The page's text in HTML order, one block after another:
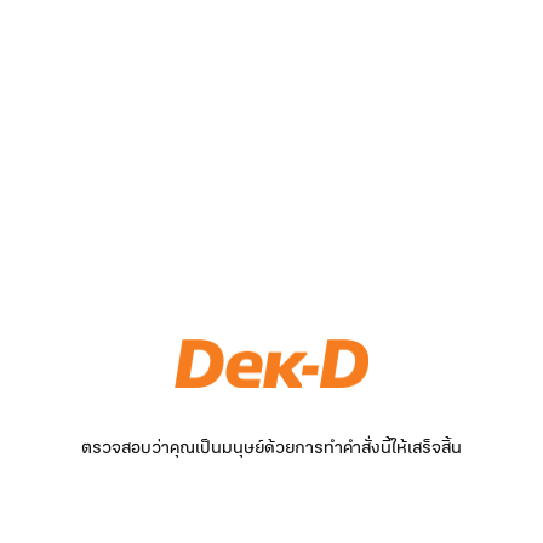
ตรวจสอบว่าคุณเป็นมนุษย์ด้วยการทำคำสั่งนี้ให้เสร็จสิ้น